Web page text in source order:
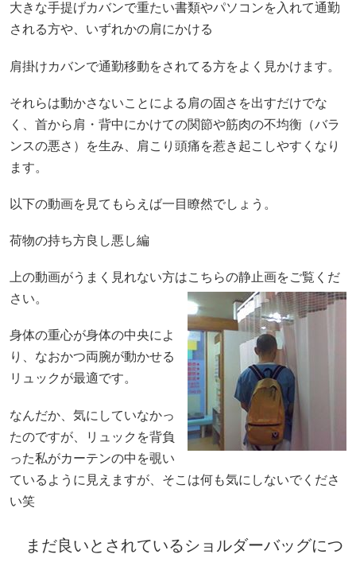
大きな手提げカバンで重たい書類やパソコンを入れて通勤
される方や、いずれかの肩にかける
肩掛けカバンで通勤移動をされてる方をよく見かけます。
それらは動かさないことによる肩の固さを出すだけでな
く、首から肩・背中にかけての関節や筋肉の不均衡（バラ
ンスの悪さ）を生み、肩こり頭痛を惹き起こしやすくなり
ます。
以下の動画を見てもらえば一目瞭然でしょう。
荷物の持ち方良し悪し編
上の動画がうまく見れない方はこちらの静止画をご覧くだ
さい。
身体の重心が身体の中央によ
り、なおかつ両腕が動かせる
リュックが最適です。
なんだか、気にしていなかっ
たのですが、リュックを背負
った私がカーテンの中を覗い
ているように見えますが、そこは何も気にしないでくださ
い笑
まだ良いとされているショルダーバッグにつ